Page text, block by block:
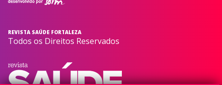
REVISTA SAÚDE FORTALEZA
Todos os Direitos Reservados